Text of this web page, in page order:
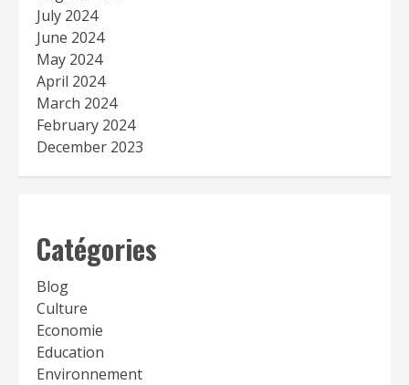
July 2024
June 2024
May 2024
April 2024
March 2024
February 2024
December 2023
Catégories
Blog
Culture
Economie
Education
Environnement